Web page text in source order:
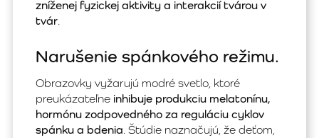
zníženej fyzickej aktivity a interakcií tvárou v
tvár.
Narušenie spánkového režimu.
Obrazovky vyžarujú modré svetlo, ktoré
preukázateľne inhibuje produkciu melatonínu,
hormónu zodpovedného za reguláciu cyklov
spánku a bdenia. Štúdie naznačujú, že deťom,